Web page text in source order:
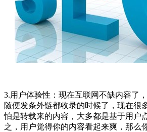
3.用户体验性：现在互联网不缺内容了
随便发条外链都收录的时候了，现在很
怕是转载来的内容，大多都是基于用户
之，用户觉得你的内容看起来爽，那么